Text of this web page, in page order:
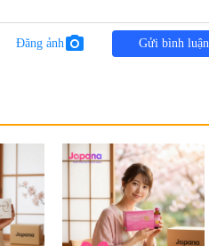
Đăng ảnh photo_camera Gửi bình luận